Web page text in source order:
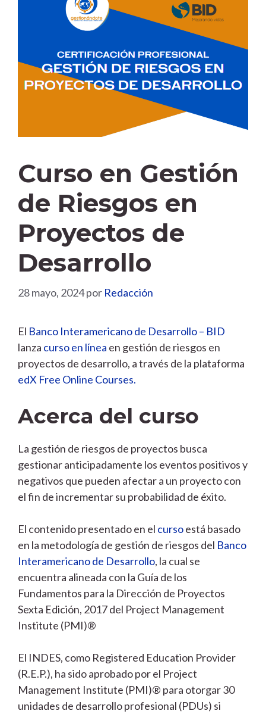
Curso en Gestión
de Riesgos en
Proyectos de
Desarrollo
28 mayo, 2024por Redacción
El Banco Interamericano de Desarrollo – BID
lanza curso en línea en gestión de riesgos en
proyectos de desarrollo, a través de la plataforma
edX Free Online Courses.
Acerca del curso
La gestión de riesgos de proyectos busca
gestionar anticipadamente los eventos positivos y
negativos que pueden afectar a un proyecto con
el fin de incrementar su probabilidad de éxito.
El contenido presentado en el cursoestá basado
en la metodología de gestión de riesgos del Banco
Interamericano de Desarrollo, la cual se
encuentra alineada con la Guía de los
Fundamentos para la Dirección de Proyectos
Sexta Edición, 2017 del Project Management
Institute (PMI)®
El INDES, como Registered Education Provider
(R.E.P.), ha sido aprobado por el Project
Management Institute (PMI)® para otorgar 30
unidades de desarrollo profesional (PDUs) si